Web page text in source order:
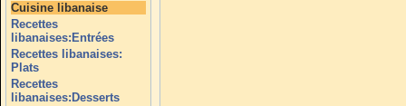
Cuisine libanaise
Recettes
libanaises:Entrées
Recettes libanaises:
Plats
Recettes
libanaises:Desserts